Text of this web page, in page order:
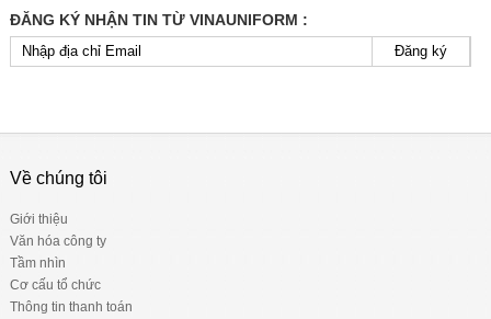
ĐĂNG KÝ NHẬN TIN TỪ VINAUNIFORM :
Đăng ký
Về chúng tôi
Giới thiệu
Văn hóa công ty
Tầm nhìn
Cơ cấu tổ chức
Thông tin thanh toán